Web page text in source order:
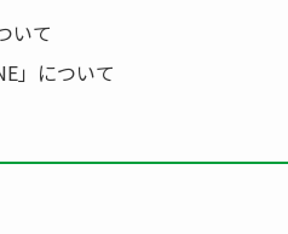
いて
」について